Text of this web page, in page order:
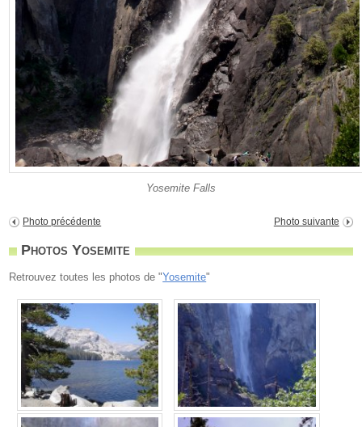
Yosemite Falls
Photo précédente Photo suivante
Photos Yosemite
Retrouvez toutes les photos de "Yosemite"